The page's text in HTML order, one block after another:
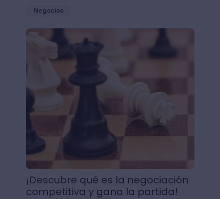
Negocios
¡Descubre qué es la negociación competitiva y
¡Descubre qué es la negociación
competitiva y gana la partida!